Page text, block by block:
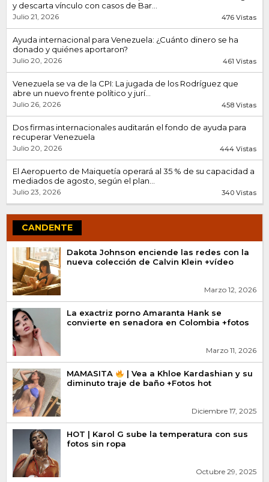
y descarta vínculo con casos de Bar...
Julio 21, 2026 476 Vistas
Ayuda internacional para Venezuela: ¿Cuánto dinero se ha
donado y quiénes aportaron?
Julio 20, 2026 461 Vistas
Venezuela se va de la CPI: La jugada de los Rodríguez que
abre un nuevo frente político y jurí...
Julio 26, 2026 458 Vistas
Dos firmas internacionales auditarán el fondo de ayuda para
recuperar Venezuela
Julio 20, 2026 444 Vistas
El Aeropuerto de Maiquetía operará al 35 % de su capacidad a
mediados de agosto, según el plan...
Julio 23, 2026 340 Vistas
CANDENTE
Dakota Johnson enciende las redes con la
nueva colección de Calvin Klein +vídeo
Marzo 12, 2026
La exactriz porno Amaranta Hank se
convierte en senadora en Colombia +fotos
Marzo 11, 2026
MAMASITA
| Vea a Khloe Kardashian y su
diminuto traje de baño +Fotos hot
Diciembre 17, 2025
HOT | Karol G sube la temperatura con sus
fotos sin ropa
Octubre 29, 2025